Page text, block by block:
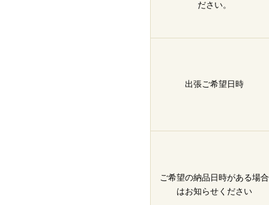
ださい。
出張ご希望日時
ご希望の納品日時がある場合
はお知らせください